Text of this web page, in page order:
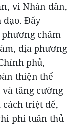
vì Nhân dân,
đạo. Đẩy
châm
địa phương
phủ,
thiện thể
tăng cường
triệt để,
phí tuân thủ